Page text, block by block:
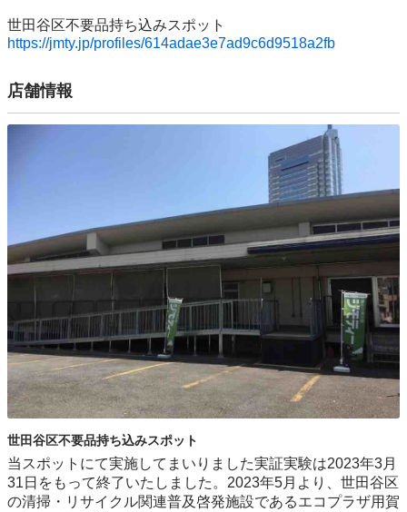
https://jmty.jp/profiles/614adae3e7ad9c6d9518a2fb
店舗情報
世田谷区不要品持ち込みスポット
当スポットにて実施してまいりました実証実験は2023年3月
31日をもって終了いたしました。2023年5月より、世田谷区
の清掃・リサイクル関連普及啓発施設であるエコプラザ用賀